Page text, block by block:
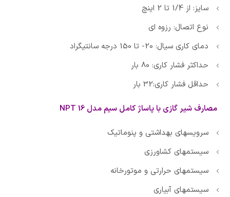
سایز: از 1/4 تا 2 اینچ
نوع اتصال: رزوه ای
دمای کاری سیال: 20- تا 150 درجه سانتیگراد
حداکثر فشار کاری: 80 بار
حداقل فشار کاری:32 بار
مصارف شیر گازی با پاساژ کامل سیم مدل 16 NPT
سرویسهای بهداشتی و پنوماتیک
سیستمهای کشاورزی
سیستمهای حرارتی و موتورخانه
سیستمهای آبیاری